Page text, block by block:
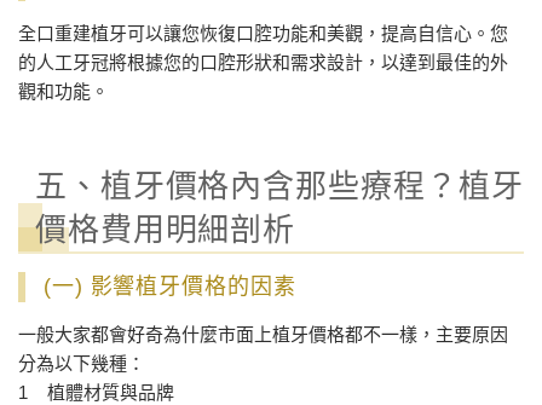
全口重建植牙可以讓您恢復口腔功能和美觀，提高自信心。您
的人工牙冠將根據您的口腔形狀和需求設計，以達到最佳的外
觀和功能。
五、植牙價格內含那些療程？植牙
價格費用明細剖析
(一) 影響植牙價格的因素
一般大家都會好奇為什麼市面上植牙價格都不一樣，主要原因
分為以下幾種：
1 植體材質與品牌